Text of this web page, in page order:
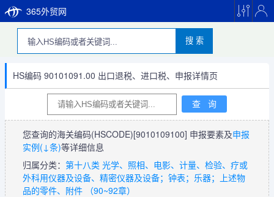
365外贸网
搜 索
HS编码 90101091.00 出口退税、进口税、申报详情页
您查询的海关编码(HSCODE)[9010109100] 申报要素及申报
实例(↓条)等详细信息
归属分类： 第十八类 光学、照相、电影、计量、检验、疗或
外科用仪器及设备、精密仪器及设备；钟表；乐器；上述物
品的零件、附件 （90~92章）